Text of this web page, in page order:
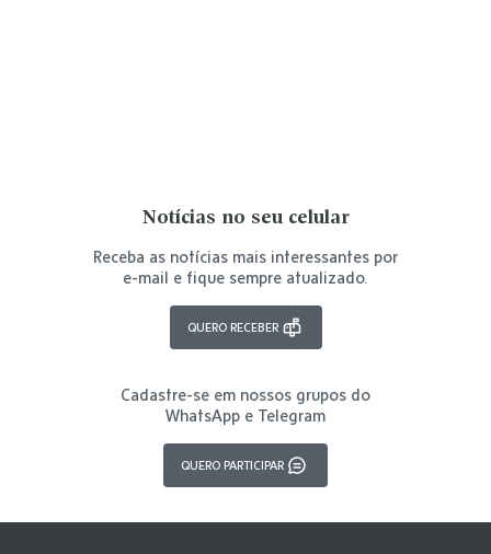
Notícias no seu celular
Receba as notícias mais interessantes por
e-mail e fique sempre atualizado.
QUERO RECEBER
Cadastre-se em nossos grupos do
WhatsApp e Telegram
QUERO PARTICIPAR